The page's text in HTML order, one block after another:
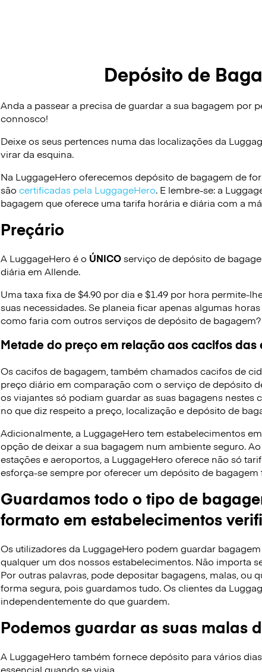
Depósito de
Anda a passear a precisa de guardar a sua bagagem por
connosco!
Deixe os seus pertences numa das localizações da
virar da esquina.
Na LuggageHero oferecemos depósito de bagagem de
são certificadas pela LuggageHero. E lembre-se: a
bagagem que oferece uma tarifa horária e diária com a
Preçário
A LuggageHero é o ÚNICOserviço de depósito de
diária em Allende.
Uma taxa fixa de $4.90 por dia e $1.49 por hora permite-
suas necessidades. Se planeia ficar apenas algumas
como faria com outros serviços de depósito de bagagem?
Metade do preço em relação aos cacifos das
Os cacifos de bagagem, também chamados cacifos de
preço diário em comparação com o serviço de depósito
os viajantes só podiam guardar as suas bagagens
no que diz respeito a preço, localização e depósito de
Adicionalmente, a LuggageHero tem estabelecimentos
opção de deixar a sua bagagem num ambiente seguro.
estações e aeroportos, a LuggageHero oferece não só
esforça-se sempre por oferecer um depósito de
Guardamos todo o tipo de
formato em estabelecimentos
Os utilizadores da LuggageHero podem guardar
qualquer um dos nossos estabelecimentos. Não importa
Por outras palavras, pode depositar bagagens, malas, ou
forma segura, pois guardamos tudo. Os clientes da
independentemente do que guardem.
Podemos guardar as suas malas
A LuggageHero também fornece depósito para vários
essencial quando se viaja.